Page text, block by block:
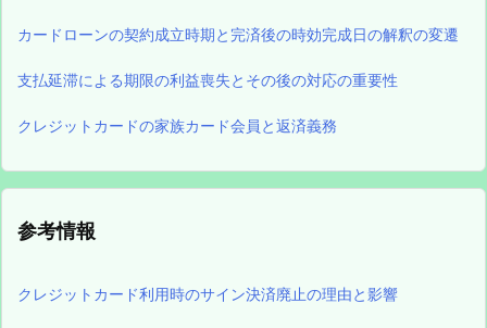
カードローンの契約成立時期と完済後の時効完成日の解釈の変遷
支払延滞による期限の利益喪失とその後の対応の重要性
クレジットカードの家族カード会員と返済義務
参考情報
クレジットカード利用時のサイン決済廃止の理由と影響